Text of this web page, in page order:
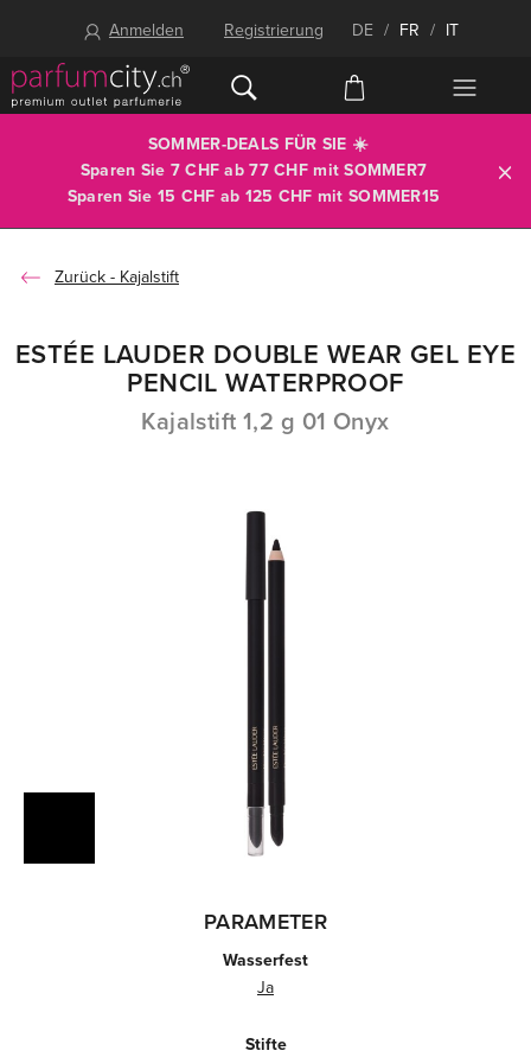
Anmelden Registrierung DE / FR / IT
SOMMER-DEALS FÜR SIE ☀️
Sparen Sie 7 CHF ab 77 CHF mitSOMMER7
Sparen Sie 15 CHF ab 125 CHF mit SOMMER15
Kajalstift
ESTÉE LAUDER DOUBLE WEAR GEL EYE
PENCIL WATERPROOF
Kajalstift 1,2 g 01 Onyx
PARAMETER
Wasserfest
Ja
Stifte